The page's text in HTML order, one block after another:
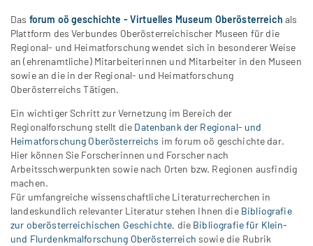
Das forum oö geschichte - Virtuelles Museum Oberösterreich als
Plattform des Verbundes Oberösterreichischer Museen für die
Regional- und Heimatforschung wendet sich in besonderer Weise
an (ehrenamtliche) Mitarbeiterinnen und Mitarbeiter in den Museen
sowie an die in der Regional- und Heimatforschung
Oberösterreichs Tätigen.
Ein wichtiger Schritt zur Vernetzung im Bereich der
Regionalforschung stellt die Datenbank der Regional- und
Heimatforschung Oberösterreichs im forum oö geschichte dar.
Hier können Sie Forscherinnen und Forscher nach
Arbeitsschwerpunkten sowie nach Orten bzw. Regionen ausfindig
machen.
Für umfangreiche wissenschaftliche Literaturrecherchen in
landeskundlich relevanter Literatur stehen Ihnen die Bibliografie
zur oberösterreichischen Geschichte, die Bibliografie für Klein-
und Flurdenkmalforschung Oberösterreich sowie die Rubrik